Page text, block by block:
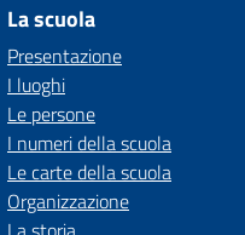
La scuola
Presentazione
I luoghi
Le persone
I numeri della scuola
Le carte della scuola
Organizzazione